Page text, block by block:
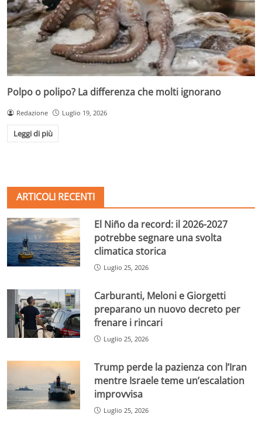
Polpo o polipo? La differenza che molti ignorano
Redazione Luglio 19, 2026
Leggi di più
ARTICOLI RECENTI
El Niño da record: il 2026-2027
potrebbe segnare una svolta
climatica storica
Luglio 25, 2026
Carburanti, Meloni e Giorgetti
preparano un nuovo decreto per
frenare i rincari
Luglio 25, 2026
Trump perde la pazienza con l’Iran
mentre Israele teme un’escalation
improvvisa
Luglio 25, 2026